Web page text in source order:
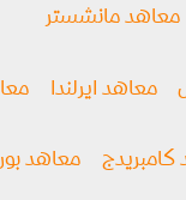
معاهد مانشستر
معاهد ايرلندا
معاهد